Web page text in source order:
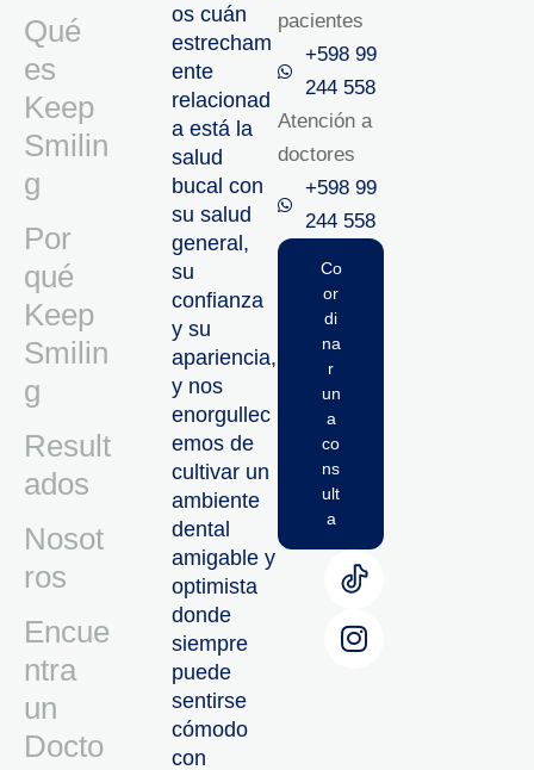
Qué
es
Keep
Smilin
g
Por
qué
Keep
Smilin
g
Result
ados
Nosot
ros
Encue
ntra
un
Docto
os cuán
estrecham
ente
relacionad
a está la
salud
bucal con
su salud
general,
su
confianza
y su
apariencia,
y nos
enorgullec
emos de
cultivar un
ambiente
dental
amigable y
optimista
donde
siempre
puede
sentirse
cómodo
con
pacientes
+598 99
244 558
Atención a
doctores
+598 99
244 558‬‬
Co
or
di
na
r
un
a
co
ns
ult
a